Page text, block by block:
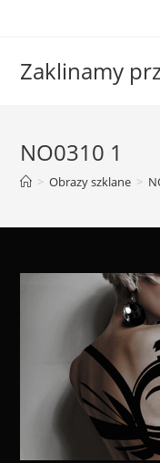
Zaklinamy
NO0310 1
> Obrazy szklane >